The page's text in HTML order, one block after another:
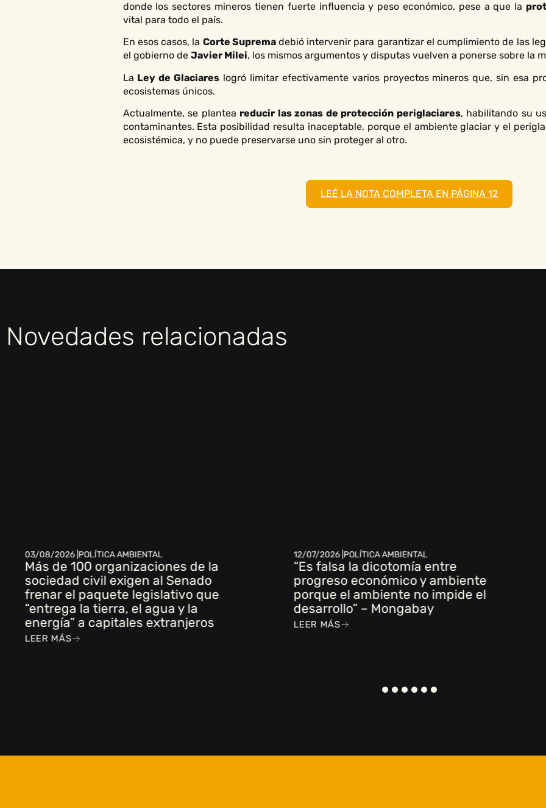
donde los sectores mineros tienen fuerte influencia y peso económico, pese a que la
vital para todo el país.
En esos casos, la Corte Supremadebió intervenir para garantizar el cumplimiento de las
el gobierno de Javier Milei, los mismos argumentos y disputas vuelven a ponerse sobre la
La Ley de Glaciares logró limitar efectivamente varios proyectos mineros que, sin esa
ecosistemas únicos.
Actualmente, se plantea reducir las zonas de protección periglaciares, habilitando su
contaminantes. Esta posibilidad resulta inaceptable, porque el ambiente glaciar y el
ecosistémica, y no puede preservarse uno sin proteger al otro.
LEÉ LA NOTA COMPLETA EN PÁGINA 12
Novedades relacionadas
03/08/2026 | POLÍTICA AMBIENTAL
Más de 100 organizaciones de la
sociedad civil exigen al Senado
frenar el paquete legislativo que
“entrega la tierra, el agua y la
energía” a capitales extranjeros
LEER MÁS
12/07/2026 | POLÍTICA AMBIENTAL
“Es falsa la dicotomía entre
progreso económico y ambiente
porque el ambiente no impide el
desarrollo” – Mongabay
LEER MÁS